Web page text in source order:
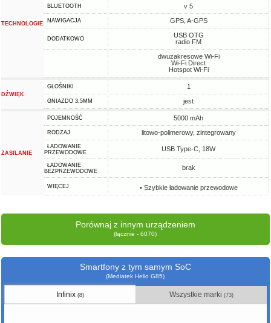
TECHNOLOGIE
BLUETOOTH v 5
NAWIGACJA GPS, A-GPS
DODATKOWO
USB OTG
radio FM
dwuzakresowe Wi-Fi
Wi-Fi Direct
Hotspot Wi-Fi
DŹWIĘK
GŁOŚNIKI 1
GNIAZDO 3,5MM jest
ZASILANIE
POJEMNOŚĆ 5000 mAh
RODZAJ litowo-polimerowy, zintegrowany
ŁADOWANIE
PRZEWODOWE
USB Type-C, 18W
ŁADOWANIE
BEZPRZEWODOWE
brak
WIĘCEJ • Szybkie ładowanie przewodowe
Porównaj z innym urządzeniem
(łącznie - 6070)
Smartfony z tym samym SoC
(Mediatek Helio G85)
Infinix (8) Wszystkie marki (73)